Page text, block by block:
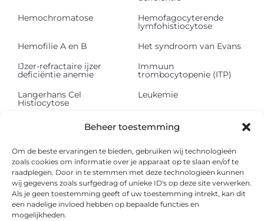
Beheer toestemming
Om de beste ervaringen te bieden, gebruiken wij technologieën
zoals cookies om informatie over je apparaat op te slaan en/of te
raadplegen. Door in te stemmen met deze technologieën kunnen
wij gegevens zoals surfgedrag of unieke ID's op deze site verwerken.
Als je geen toestemming geeft of uw toestemming intrekt, kan dit
een nadelige invloed hebben op bepaalde functies en
mogelijkheden.
Hemochromatose
Hemofagocyterende
lymfohistiocytose
Hemofilie A en B
Het syndroom van Evans
IJzer-refractaire ijzer
deficiëntie anemie
Immuun
trombocytopenie (ITP)
Langerhans Cel
Histiocytose
Leukemie
depositieziekte (LCDD)
Lymfeklierkanker
Mastocytose
Methemoglobinemie
Multipel myeloom
Myelodysplastisch
syndroom
Myelofibrose
Onbegrepen
pancytopenie